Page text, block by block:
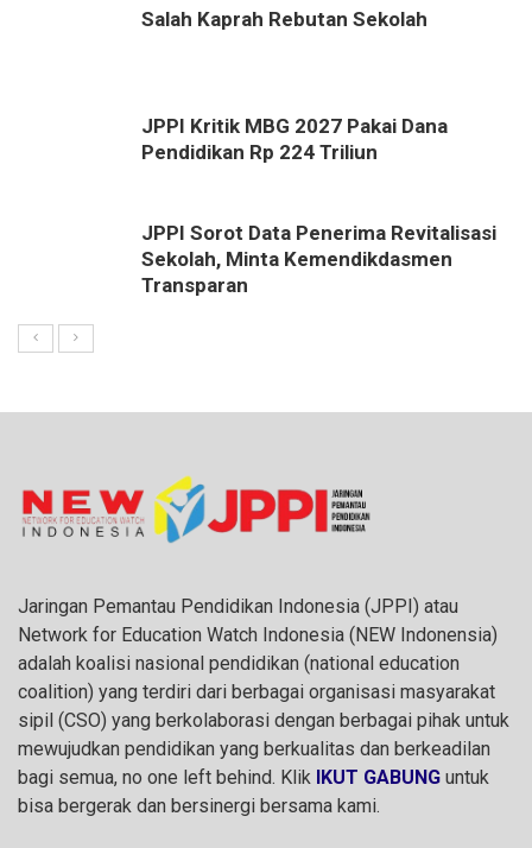
Salah Kaprah Rebutan Sekolah
JPPI Kritik MBG 2027 Pakai Dana
Pendidikan Rp 224 Triliun
JPPI Sorot Data Penerima Revitalisasi
Sekolah, Minta Kemendikdasmen
Transparan
Jaringan Pemantau Pendidikan Indonesia (JPPI) atau
Network for Education Watch Indonesia (NEW Indonensia)
adalah koalisi nasional pendidikan (national education
coalition) yang terdiri dari berbagai organisasi masyarakat
sipil (CSO) yang berkolaborasi dengan berbagai pihak untuk
mewujudkan pendidikan yang berkualitas dan berkeadilan
bagi semua, no one left behind. Klik IKUT GABUNG untuk
bisa bergerak dan bersinergi bersama kami.